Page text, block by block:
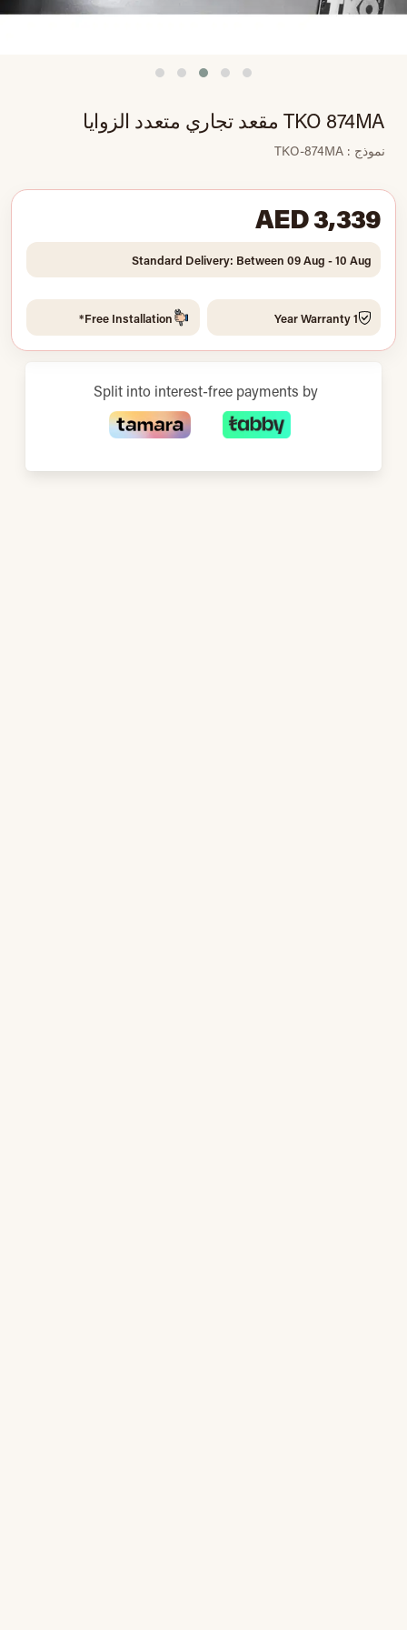
TKO 874MA مقعد تجاري متعدد الزوايا
نموذج : TKO-874MA
AED 3,339
Standard Delivery: Between 09 Aug - 10 Aug
1 Year Warranty
Free Installation*
Split into interest-free payments by